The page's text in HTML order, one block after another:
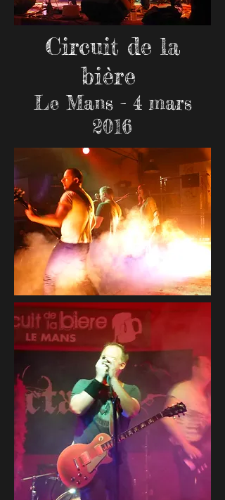
Circuit de la
bière
Le Mans - 4 mars
2016